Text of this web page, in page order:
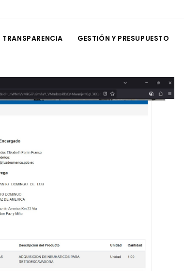
TRANSPARENCIA GESTIÓN Y PRESUPUESTO